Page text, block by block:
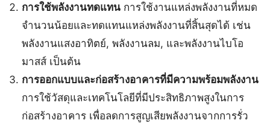
การใช้พลังงานทดแทน การใช้งานแหล่งพลังงานที่หมด
จำนวนน้อยและทดแทนแหล่งพลังงานที่สิ้นสุดได้ เช่น
พลังงานแสงอาทิตย์, พลังงานลม, และพลังงานไบโอ
มาสส์ เป็นต้น
การออกแบบและก่อสร้างอาคารที่มีความพร้อมพลังงาน
การใช้วัสดุและเทคโนโลยีที่มีประสิทธิภาพสูงในการ
ก่อสร้างอาคาร เพื่อลดการสูญเสียพลังงานจากการรั่ว